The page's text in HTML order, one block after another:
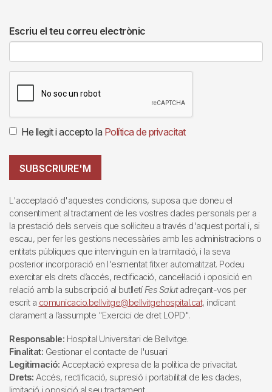
Escriu el teu correu electrònic
He llegit i accepto la Política de privacitat
SUBSCRIURE'M
L'acceptació d'aquestes condicions, suposa que doneu el
consentiment al tractament de les vostres dades personals per a
la prestació dels serveis que sol·liciteu a través d'aquest portal i, si
escau, per fer les gestions necessàries amb les administracions o
entitats públiques que intervinguin en la tramitació, i la seva
posterior incorporació en l'esmentat fitxer automatitzat. Podeu
exercitar els drets d’accés, rectificació, cancel·lació i oposició en
relació amb la subscripció al butlletí Fes Salutadreçant-vos per
escrit a comunicacio.bellvitge@bellvitgehospital.cat, indicant
clarament a l’assumpte "Exercici de dret LOPD".
Responsable: Hospital Universitari de Bellvitge.
Finalitat: Gestionar el contacte de l'usuari
Legitimació: Acceptació expresa de la política de privacitat.
Drets: Accés, rectificació, supresió i portabilitat de les dades,